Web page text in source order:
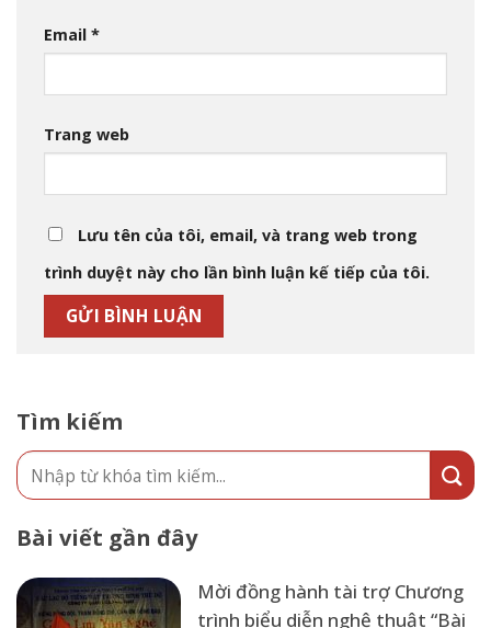
Email *
Trang web
Lưu tên của tôi, email, và trang web trong
trình duyệt này cho lần bình luận kế tiếp của tôi.
Tìm kiếm
Bài viết gần đây
Mời đồng hành tài trợ Chương
trình biểu diễn nghệ thuật “Bài